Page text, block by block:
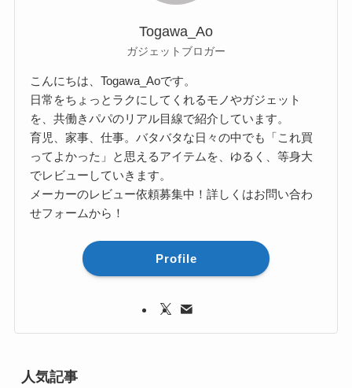
Togawa_Ao
ガジェットブロガー
こんにちは、Togawa_Aoです。
日常をちょっとラクにしてくれるモノやガジェット
を、共働きパパのリアル目線で紹介しています。
育児、家事、仕事。バタバタな日々の中でも「これ買
ってよかった」と思えるアイテムを、ゆるく、等身大
でレビューしていきます。
メーカーのレビュー依頼募集中！詳しくはお問い合わ
せフォームから！
Profile
人気記事